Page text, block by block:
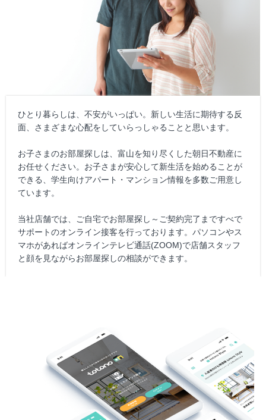
ひとり暮らしは、不安がいっぱい。新しい生活に期待する反
面、さまざまな心配をしていらっしゃることと思います。
お子さまのお部屋探しは、富山を知り尽くした朝日不動産に
お任せください。お子さまが安心して新生活を始めることが
できる、学生向けアパート・マンション情報を多数ご用意し
ています。
当社店舗では、ご自宅でお部屋探し～ご契約完了まですべで
サポートのオンライン接客を行っております。パソコンやス
マホがあればオンラインテレビ通話(ZOOM)で店舗スタッフ
と顔を見ながらお部屋探しの相談ができます。